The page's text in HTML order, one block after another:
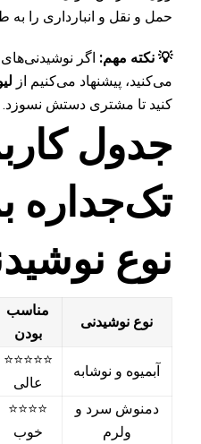
حمل و نقل و انبارداری را
💡 نکته مهم: اگر
می‌کنید، پیشنهاد می‌کنیم از
کنید تا مشتری دستش نسوزد.
جدول
تک‌جداره
نوع
نوع نوشیدنی
مناسب
بودن
آبمیوه و نوشابه
⭐⭐⭐⭐⭐
عالی
دمنوش سرد و
ولرم
⭐⭐⭐⭐
خوب